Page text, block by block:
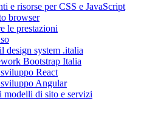
e risorse per CSS e JavaScript
browser
le prestazioni
design system .italia
Bootstrap Italia
React
Angular
modelli di sito e servizi